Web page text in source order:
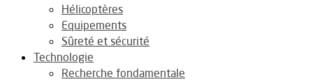
Hélicoptères
Equipements
Sûreté et sécurité
Technologie
Recherche fondamentale